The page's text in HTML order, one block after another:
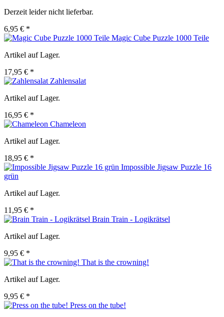
Derzeit leider nicht lieferbar.
6,95 € *
Magic Cube Puzzle 1000 Teile
Artikel auf Lager.
17,95 € *
Zahlensalat
Artikel auf Lager.
16,95 € *
Chameleon
Artikel auf Lager.
18,95 € *
Impossible Jigsaw Puzzle 16
grün
Artikel auf Lager.
11,95 € *
Brain Train - Logikrätsel
Artikel auf Lager.
9,95 € *
That is the crowning!
Artikel auf Lager.
9,95 € *
Press on the tube!